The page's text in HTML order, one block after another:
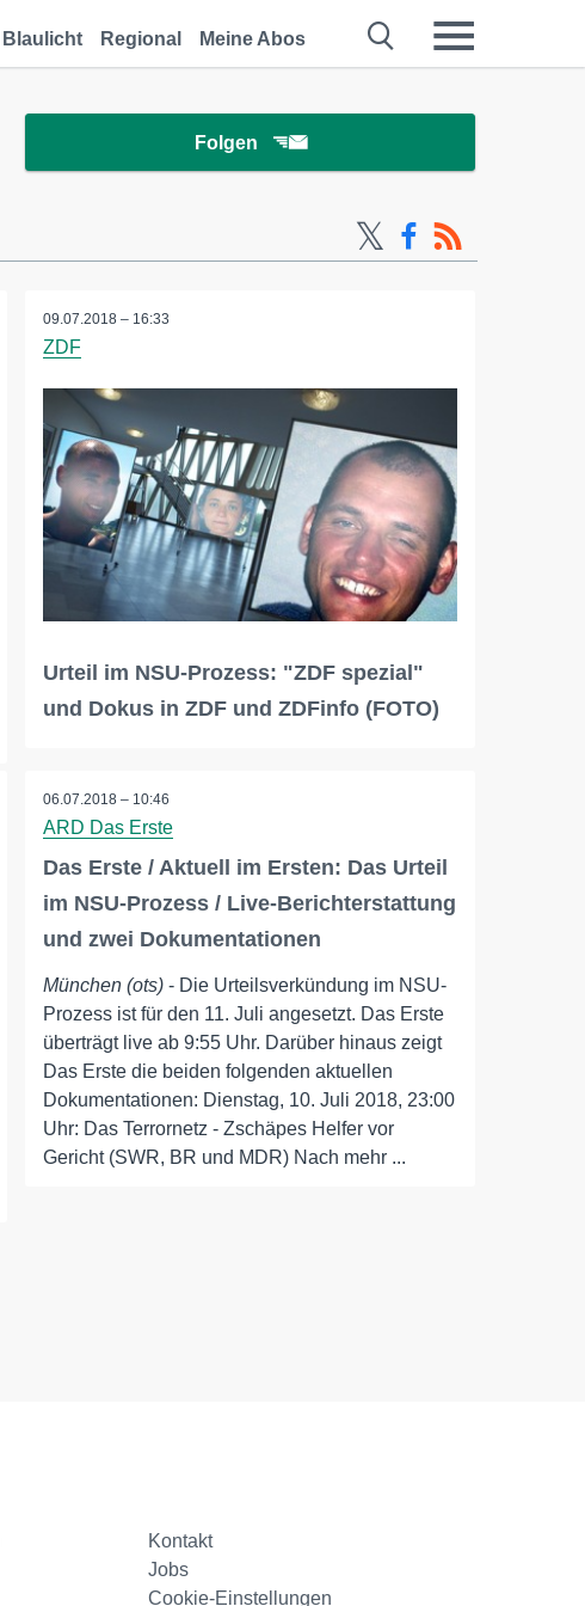
Blaulicht Regional Meine Abos
Folgen
09.07.2018 – 16:33
ZDF
Urteil im NSU-Prozess: "ZDF spezial"
und Dokus in ZDF und ZDFinfo (FOTO)
06.07.2018 – 10:46
ARD Das Erste
Das Erste / Aktuell im Ersten: Das Urteil
im NSU-Prozess / Live-Berichterstattung
und zwei Dokumentationen
München (ots) - Die Urteilsverkündung im NSU-
Prozess ist für den 11. Juli angesetzt. Das Erste
überträgt live ab 9:55 Uhr. Darüber hinaus zeigt
Das Erste die beiden folgenden aktuellen
Dokumentationen: Dienstag, 10. Juli 2018, 23:00
Uhr: Das Terrornetz - Zschäpes Helfer vor
Gericht (SWR, BR und MDR) Nach mehr ...
Kontakt
Jobs
Cookie-Einstellungen